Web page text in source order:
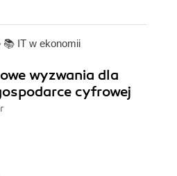
📚 IT w ekonomii
wyzwania dla
cyfrowej